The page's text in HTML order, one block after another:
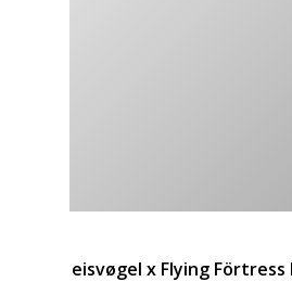
eisvøgel x Flying